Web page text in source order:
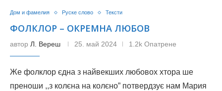
Дом и фамелия Руске слово Тексти
ФОЛКЛОР – ОКРЕМНА ЛЮБОВ
автор Л. Вереш 25. май 2024 1.2k Опатрене
Же фолклор єдна з найвекших любовох хтора ше
преноши ,,з колєна на колєно” потвердзує нам Мария